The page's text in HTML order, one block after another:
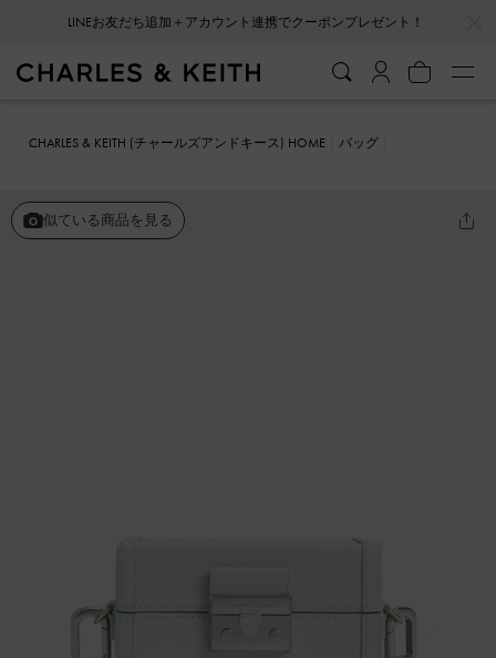
LINEお友だち追加＋アカウント連携でクーポンプレゼント！
CHARLES & KEITH (チャールズアンドキース) HOME
バッグ
似ている商品を見る